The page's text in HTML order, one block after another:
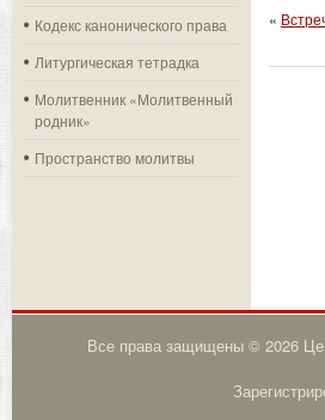
Кодекс канонического права
Литургическая тетрадка
Молитвенник «Молитвенный
родник»
Пространство молитвы
«
Все права защищены © 2026